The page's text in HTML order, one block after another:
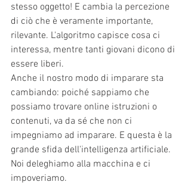
stesso oggetto! E cambia la percezione
di ciò che è veramente importante,
rilevante. L'algoritmo capisce cosa ci
interessa, mentre tanti giovani dicono di
essere liberi.
Anche il nostro modo di imparare sta
cambiando: poiché sappiamo che
possiamo trovare online istruzioni o
contenuti, va da sé che non ci
impegniamo ad imparare. E questa è la
grande sfida dell'intelligenza artificiale.
Noi deleghiamo alla macchina e ci
impoveriamo.